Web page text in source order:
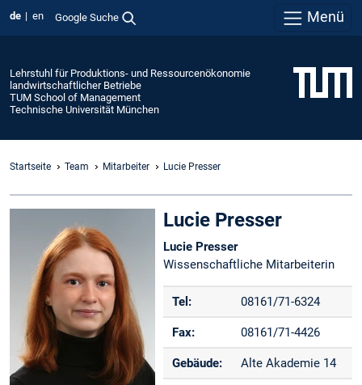
de en Google Suche Menü
Lehrstuhl für Produktions- und Ressourcenökonomie
landwirtschaftlicher Betriebe
TUM School of Management
Technische Universität München
Startseite Team Mitarbeiter Lucie Presser
Lucie Presser
Lucie Presser
Wissenschaftliche Mitarbeiterin
Tel: 08161/71-6324
Fax: 08161/71-4426
Gebäude: Alte Akademie 14